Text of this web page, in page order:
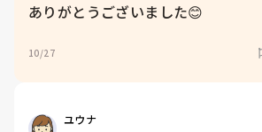
ありがとうございました😊
10/27
ユウナ